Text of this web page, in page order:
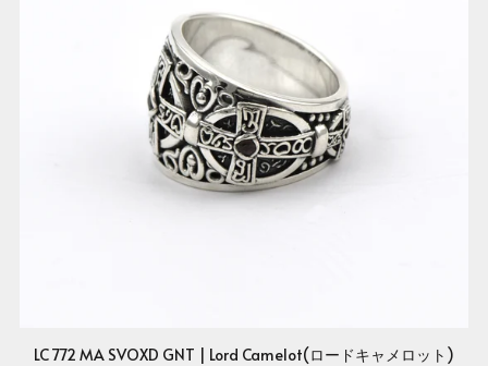
LC 772 MA SVOXD GNT | Lord Camelot(ロードキャメロット)